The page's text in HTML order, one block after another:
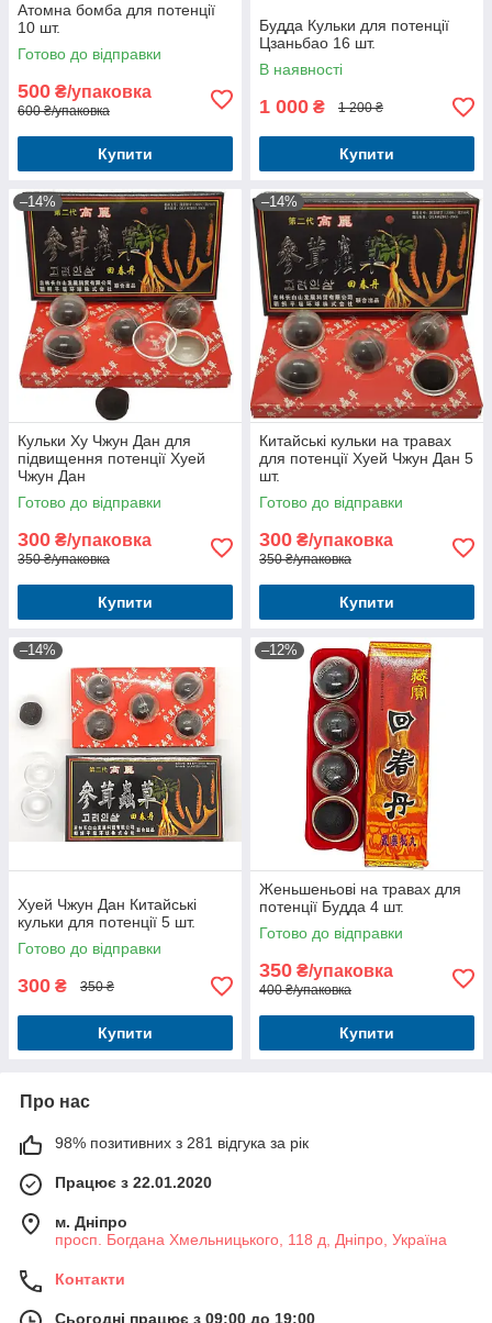
Атомна бомба для потенції
10 шт.
Готово до відправки
500 ₴/упаковка
600 ₴/упаковка
Купити
Будда Кульки для потенції
Цзаньбао 16 шт.
В наявності
1 000 ₴ 1 200 ₴
Купити
–14%
Кульки Ху Чжун Дан для
підвищення потенції Хуей
Чжун Дан
Готово до відправки
300 ₴/упаковка
350 ₴/упаковка
Купити
–14%
Китайські кульки на травах
для потенції Хуей Чжун Дан 5
шт.
Готово до відправки
300 ₴/упаковка
350 ₴/упаковка
Купити
–14%
Хуей Чжун Дан Китайські
кульки для потенції 5 шт.
Готово до відправки
300 ₴ 350 ₴
Купити
–12%
Женьшеньові на травах для
потенції Будда 4 шт.
Готово до відправки
350 ₴/упаковка
400 ₴/упаковка
Купити
Про нас
98% позитивних з 281 відгука за рік
Працює з 22.01.2020
м. Дніпро
просп. Богдана Хмельницького, 118 д, Дніпро, Україна
Контакти
Сьогодні працює з 09:00 до 19:00